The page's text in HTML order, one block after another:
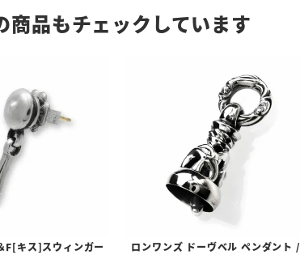
商品もチェックしています
F[キス]スウィンガー
ロンワンズ ドーヴベル ペンダント /